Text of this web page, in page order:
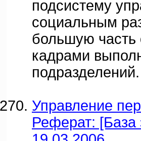
подсистему
социальным
большую часть
кадрами
подразделений.
Управление
Реферат: [База